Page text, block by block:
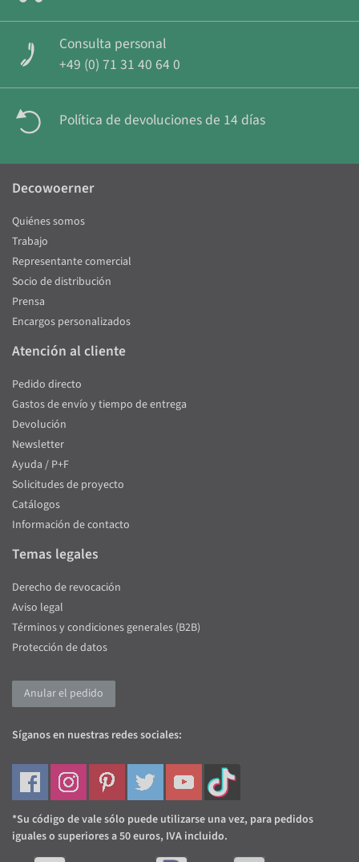
Consulta personal
+49 (0) 71 31 40 64 0
Política de devoluciones de 14 días
Decowoerner
Quiénes somos
Trabajo
Representante comercial
Socio de distribución
Prensa
Encargos personalizados
Atención al cliente
Pedido directo
Gastos de envío y tiempo de entrega
Devolución
Newsletter
Ayuda / P+F
Solicitudes de proyecto
Catálogos
Información de contacto
Temas legales
Derecho de revocación
Aviso legal
Términos y condiciones generales (B2B)
Protección de datos
Anular el pedido
Síganos en nuestras redes sociales:
*Su código de vale sólo puede utilizarse una vez, para pedidos
iguales o superiores a 50 euros, IVA incluido.